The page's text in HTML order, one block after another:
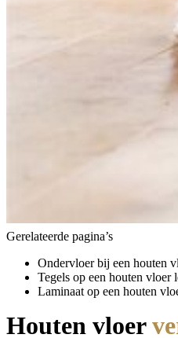
Gerelateerde pagina’s
Ondervloer bij een houten
Tegels op een houten vloer
Laminaat op een houten
Houten vloer